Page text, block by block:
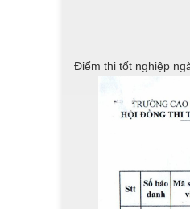
Điểm thi tốt nghiệp